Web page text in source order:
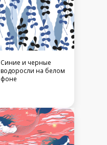
Синие и черные
водоросли на белом
фоне